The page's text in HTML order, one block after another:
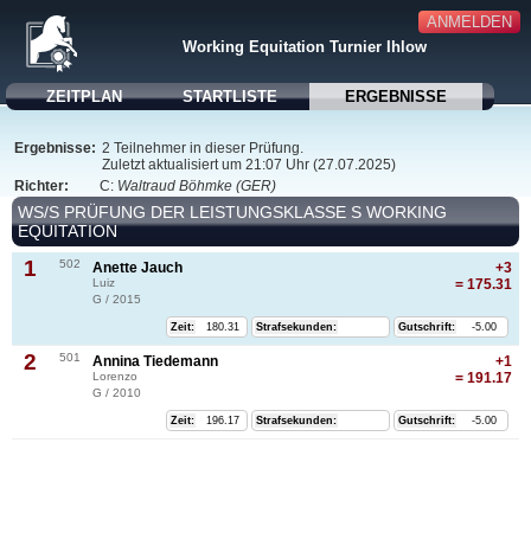
ANMELDEN
Working Equitation Turnier Ihlow
ZEITPLAN STARTLISTE ERGEBNISSE
Ergebnisse: 2 Teilnehmer in dieser Prüfung.
Zuletzt aktualisiert um 21:07 Uhr (27.07.2025)
Richter:
C: Waltraud Böhmke (GER)
WS/S PRÜFUNG DER LEISTUNGSKLASSE S WORKING
EQUITATION
1 502
+3
= 175.31
Anette Jauch
Luiz
G / 2015
Gutschrift: -5.00
Strafsekunden:
Zeit: 180.31
2 501
+1
= 191.17
Annina Tiedemann
Lorenzo
G / 2010
Gutschrift: -5.00
Strafsekunden:
Zeit: 196.17